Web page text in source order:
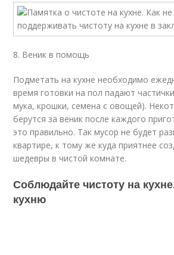
8. Веник в помощь
Подметать на кухне необходимо
время готовки на пол падают
мука, крошки, семена с овощей).
берутся за веник после каждого
это правильно. Так мусор не будет
квартире, к тому же куда приятнее
шедевры в чистой комнате.
Соблюдайте чистоту на
кухню